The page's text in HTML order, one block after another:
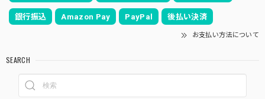
銀行振込 Amazon Pay PayPal 後払い決済
お支払い方法について
SEARCH